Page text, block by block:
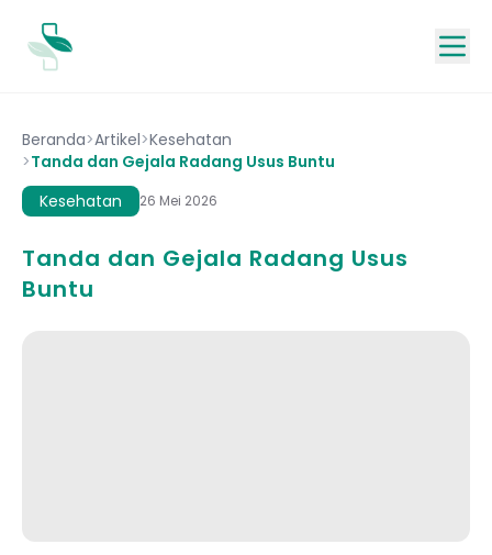
Beranda>Artikel>Kesehatan
>Tanda dan Gejala Radang Usus Buntu
Kesehatan
26 Mei 2026
Tanda dan Gejala Radang Usus
Buntu